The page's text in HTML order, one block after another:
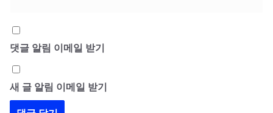
댓글 알림 이메일 받기
새 글 알림 이메일 받기